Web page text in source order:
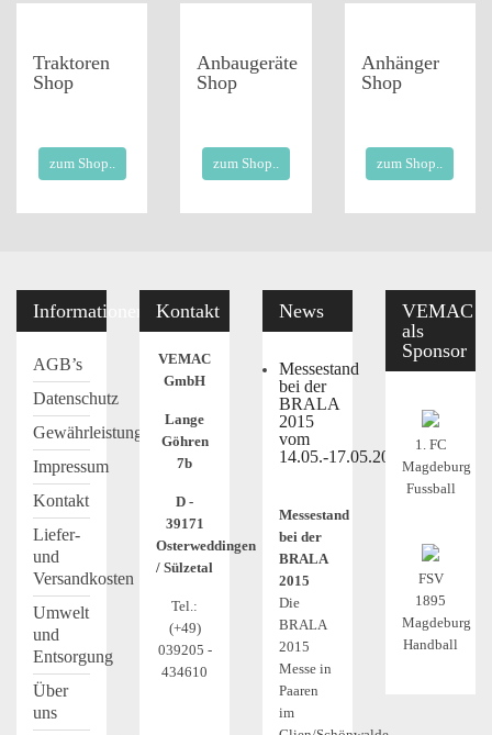
Traktoren
Shop
zum Shop..
Anbaugeräte
Shop
zum Shop..
Anhänger
Shop
zum Shop..
Informationen
AGB’s
Datenschutz
Gewährleistung
Impressum
Kontakt
Liefer-
und
Versandkosten
Umwelt
und
Entsorgung
Über
uns
Kontakt
VEMAC
GmbH
Lange
Göhren
7b
D -
39171
Osterweddingen
/ Sülzetal
Tel.:
(+49)
039205 -
434610
News
Messestand
bei der
BRALA
2015
vom
14.05.-17.05.2015
Messestand
bei der
BRALA
2015
Die
BRALA
2015
Messe in
Paaren
im
VEMAC
als
Sponsor
1. FC
Magdeburg
Fussball
FSV
1895
Magdeburg
Handball